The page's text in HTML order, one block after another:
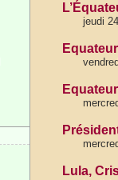
jeudi
Lula,